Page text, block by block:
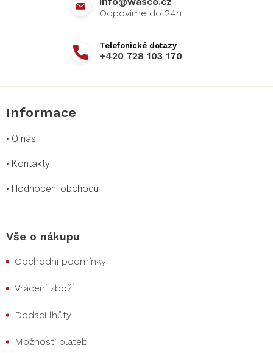
v
v
ý
+420 728 103 170
Informace
• O nás
• Kontakty
• Hodnocení obchodu
Vše o nákupu
Obchodní podmínky
Vrácení zboží
Dodací lhůty
Možnosti plateb